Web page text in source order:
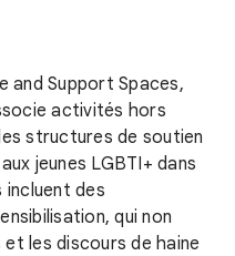
and Support Spaces,
activités hors
structures de soutien
jeunes LGBTI+ dans
des
qui non
les discours de haine